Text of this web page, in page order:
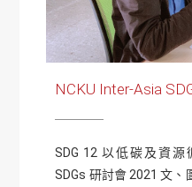
NCKU Inter-Asia
SDG 12 以低碳及資
SDGs 研討會 2021 文